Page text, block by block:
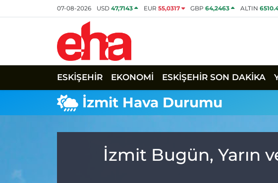
07-08-2026 USD47,7143 EUR 55,0317 GBP64,2463 ALTIN
ESKİŞEHİR EKONOMİ ESKİŞEHİR SON DAKİKA
İzmit Hava Durumu
İzmit Bugün, Yarın